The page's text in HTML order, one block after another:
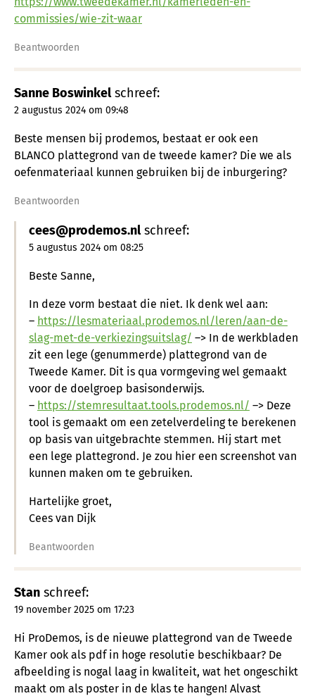
commissies/wie-zit-waar
Beantwoorden
Sanne Boswinkel schreef:
2 augustus 2024 om 09:48
Beste mensen bij prodemos, bestaat er ook een
BLANCO plattegrond van de tweede kamer? Die we als
oefenmateriaal kunnen gebruiken bij de inburgering?
Beantwoorden
cees@prodemos.nl schreef:
5 augustus 2024 om 08:25
Beste Sanne,
In deze vorm bestaat die niet. Ik denk wel aan:
– https://lesmateriaal.prodemos.nl/leren/aan-de-
slag-met-de-verkiezingsuitslag/ –> In de werkbladen
zit een lege (genummerde) plattegrond van de
Tweede Kamer. Dit is qua vormgeving wel gemaakt
voor de doelgroep basisonderwijs.
– https://stemresultaat.tools.prodemos.nl/ –> Deze
tool is gemaakt om een zetelverdeling te berekenen
op basis van uitgebrachte stemmen. Hij start met
een lege plattegrond. Je zou hier een screenshot van
kunnen maken om te gebruiken.
Hartelijke groet,
Cees van Dijk
Beantwoorden
Stan schreef:
19 november 2025 om 17:23
Hi ProDemos, is de nieuwe plattegrond van de Tweede
Kamer ook als pdf in hoge resolutie beschikbaar? De
afbeelding is nogal laag in kwaliteit, wat het ongeschikt
maakt om als poster in de klas te hangen! Alvast